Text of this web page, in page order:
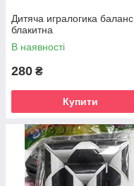
Дитяча игралогика баланс
блакитна
В наявності
280 ₴
Купити